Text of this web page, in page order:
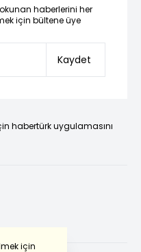
için
haberlerini her
için bültene üye
Kaydet
habertürk uygulamasını